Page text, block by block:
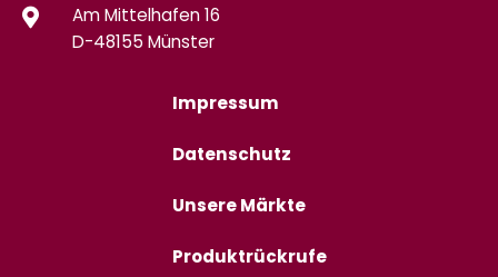
Am Mittelhafen 16
D-48155 Münster
Impressum
Datenschutz
Unsere Märkte
Produktrückrufe